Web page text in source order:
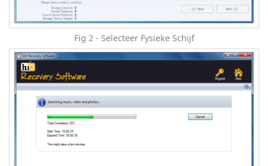
Fig 2 - Selecteer Fysieke Schijf